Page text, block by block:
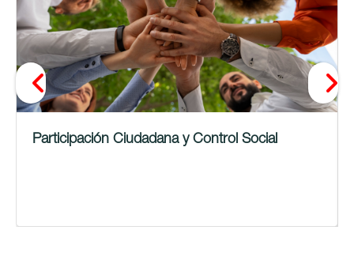
Participación Ciudadana y Control Social